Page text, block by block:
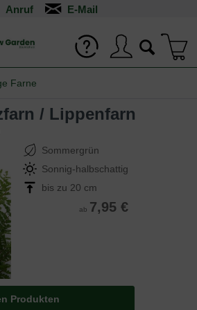
Anruf
Farne
/ Lippenfarn
Sommergrün
Sonnig-halbschattig
bis zu 20 cm
ab 7,95 €
Produkten